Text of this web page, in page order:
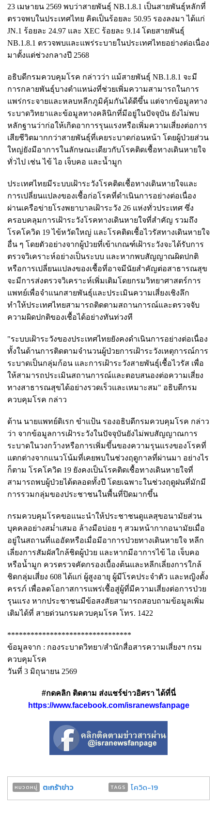
23 เมษายน 2569 พบว่าสายพันธุ์ NB.1.8.1 เป็นสายพันธุ์หลักที่
ตรวจพบในประเทศไทย คิดเป็นร้อยละ 50.95 รองลงมา ได้แก่
JN.1 ร้อยละ 24.97 และ XEC ร้อยละ 9.14 โดยสายพันธุ์
NB.1.8.1 ตรวจพบและแพร่ระบายในประเทศไทยอย่างต่อเนื่อง
มาตั้งแต่ช่วงกลางปี 2568
อธิบดีกรมควบคุมโรค กล่าวว่า แม้สายพันธุ์ NB.1.8.1 จะมี
การกลายพันธุ์บางตำแหน่งที่ช่วยเพิ่มความสามารถในการ
แพร่กระจายและหลบหลีกภูมิคุ้มกันได้ดีขึ้น แต่จากข้อมูลทาง
ระบาดวิทยาและข้อมูลทางคลินิกที่มีอยู่ในปัจจุบัน ยังไม่พบ
หลักฐานว่าก่อให้เกิดอาการรุนแรงหรือเพิ่มความเสี่ยงต่อการ
เสียชีวิตมากกว่าสายพันธุ์ที่เคยระบาดก่อนหน้า โดยผู้ป่วยส่วน
ใหญ่ยังมีอาการในลักษณะเดียวกับโรคติดเชื้อทางเดินหายใจ
ทั่วไป เช่น ไข้ ไอ เจ็บคอ และน้ำมูก
ประเทศไทยมีระบบเฝ้าระวังโรคติดเชื้อทางเดินหายใจและ
การเปลี่ยนแปลงของเชื้อก่อโรคที่ดำเนินการอย่างต่อเนื่อง
ผ่านเครือข่ายโรงพยาบาลเฝ้าระวัง 26 แห่งทั่วประเทศ ซึ่ง
ครอบคลุมการเฝ้าระวังโรคทางเดินหายใจที่สำคัญ รวมถึง
โรคโควิด 19 ไข้หวัดใหญ่ และโรคติดเชื้อไวรัสทางเดินหายใจ
อื่น ๆ โดยตัวอย่างจากผู้ป่วยที่เข้าเกณฑ์เฝ้าระวังจะได้รับการ
ตรวจวิเคราะห์อย่างเป็นระบบ และหากพบสัญญาณผิดปกติ
หรือการเปลี่ยนแปลงของเชื้อที่อาจมีนัยสำคัญต่อสาธารณสุข
จะมีการส่งตรวจวิเคราะห์เพิ่มเติมโดยกรมวิทยาศาสตร์การ
แพทย์เพื่อจำแนกสายพันธุ์และประเมินความเสี่ยงเชิงลึก
ทำให้ประเทศไทยสามารถติดตามสถานการณ์และตรวจจับ
ความผิดปกติของเชื้อได้อย่างทันท่วงที
"ระบบเฝ้าระวังของประเทศไทยยังคงดำเนินการอย่างต่อเนื่อง
ทั้งในด้านการติดตามจำนวนผู้ป่วยการเฝ้าระวังเหตุการณ์การ
ระบาดเป็นกลุ่มก้อน และการเฝ้าระวังสายพันธุ์เชื้อไวรัส เพื่อ
ให้สามารถประเมินสถานการณ์และตอบสนองต่อความเสี่ยง
ทางสาธารณสุขได้อย่างรวดเร็วและเหมาะสม" อธิบดีกรม
ควบคุมโรค กล่าว
ด้าน นายแพทย์ดิเรก ขำแป้น รองอธิบดีกรมควบคุมโรค กล่าว
ว่า จากข้อมูลการเฝ้าระวังในปัจจุบันยังไม่พบสัญญาณการ
ระบาดในวงกว้างหรือการเพิ่มขึ้นของความรุนแรงของโรคที่
แตกต่างจากแนวโน้มที่เคยพบในช่วงฤดูกาลที่ผ่านมา อย่างไร
ก็ตาม โรคโควิด 19 ยังคงเป็นโรคติดเชื้อทางเดินหายใจที่
สามารถพบผู้ป่วยได้ตลอดทั้งปี โดยเฉพาะในช่วงฤดูฝนที่มักมี
การรวมกลุ่มของประชาชนในพื้นที่ปิดมากขึ้น
กรมควบคุมโรคขอแนะนำให้ประชาชนดูแลสุขอนามัยส่วน
บุคคลอย่างสม่ำเสมอ ล้างมือบ่อย ๆ สวมหน้ากากอนามัยเมื่อ
อยู่ในสถานที่แออัดหรือเมื่อมีอาการป่วยทางเดินหายใจ หลีก
เลี่ยงการสัมผัสใกล้ชิดผู้ป่วย และหากมีอาการไข้ ไอ เจ็บคอ
หรือน้ำมูก ควรตรวจคัดกรองเบื้องต้นและหลีกเลี่ยงการใกล้
ชิดกลุ่มเสี่ยง 608 ได้แก่ ผู้สูงอายุ ผู้มีโรคประจำตัว และหญิงตั้ง
ครรภ์ เพื่อลดโอกาสการแพร่เชื้อสู่ผู้ที่มีความเสี่ยงต่อการป่วย
รุนแรง หากประชาชนมีข้อสงสัยสามารถสอบถามข้อมูลเพิ่ม
เติมได้ที่ สายด่วนกรมควบคุมโรค โทร. 1422
********************************
ข้อมูลจาก : กองระบาดวิทยา/สำนักสื่อสารความเสี่ยงฯ กรม
ควบคุมโรค
วันที่ 3 มิถุนายน 2569
#กดคลิก ติดตาม ส่งแชร์ข่าวอิศรา ได้ที่นี่
https://www.facebook.com/isranewsfanpage
หมวดหมู่ ตะกร้าข่าว TAGS โควิด-19